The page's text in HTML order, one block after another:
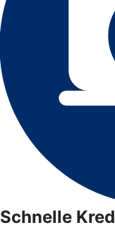
Schnelle